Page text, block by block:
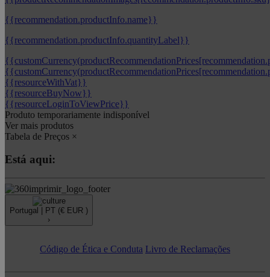
{{recommendation.productInfo.name}}
{{recommendation.productInfo.quantityLabel}}
{{resourceWithVat}}
{{resourceBuyNow}}
{{resourceLoginToViewPrice}}
Produto temporariamente indisponível
Ver mais produtos
Tabela de Preços ×
Está aqui:
Portugal | PT (€ EUR )
›
Código de Ética e Conduta Livro de Reclamações